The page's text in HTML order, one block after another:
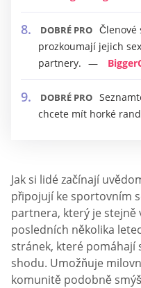
DOBRÉ PRO Členové
prozkoumají jejich
partnery.
DOBRÉ PRO
chcete mít horké
Jak si lidé začínají
připojují ke sportovním
partnera, který je stejně
posledních několika
stránek, které
shodu. Umožňuje
komunitě podobně